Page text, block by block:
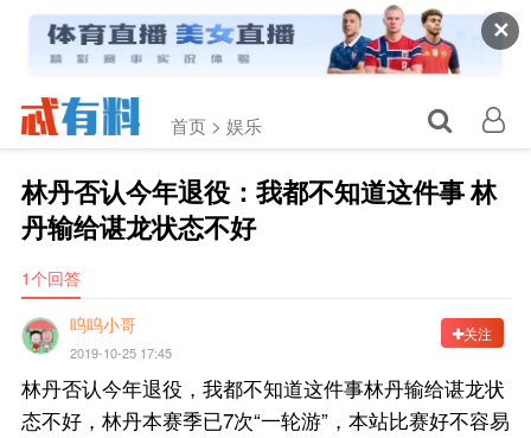
✕
首页 > 娱乐
林丹否认今年退役：我都不知道这件事 林
丹输给谌龙状态不好
1个回答
呜呜小哥
2019-10-25 17:45
关注
林丹否认今年退役，我都不知道这件事林丹输给谌龙状
态不好，林丹本赛季已7次“一轮游”，本站比赛好不容易